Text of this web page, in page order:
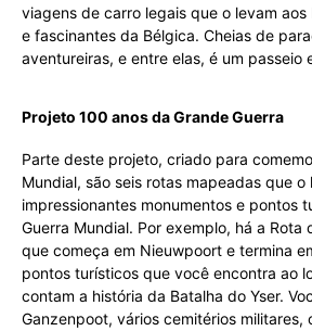
viagens de carro legais que o levam
e fascinantes da Bélgica. Cheias de
aventureiras, e entre elas, é um passeio
Projeto 100 anos da Grande Guerra
Parte deste projeto, criado para
Mundial, são seis rotas mapeadas que o
impressionantes monumentos e pontos
Guerra Mundial. Por exemplo, há a Rota
que começa em Nieuwpoort e termina
pontos turísticos que você encontra ao
contam a história da Batalha do Yser.
Ganzenpoot, vários cemitérios militares,